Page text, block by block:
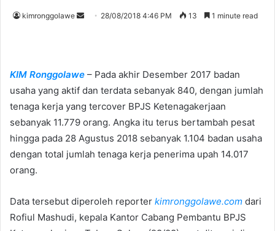
kimronggolawe
a
n
e
m
28/08/2018 4:46 PM 13 1 minute read
KIM Ronggolawe – Pada akhir Desember 2017 badan
usaha yang aktif dan terdata sebanyak 840, dengan jumlah
tenaga kerja yang tercover BPJS Ketenagakerjaan
sebanyak 11.779 orang. Angka itu terus bertambah pesat
hingga pada 28 Agustus 2018 sebanyak 1.104 badan usaha
dengan total jumlah tenaga kerja penerima upah 14.017
orang.
Data tersebut diperoleh reporter kimronggolawe.com dari
Rofiul Mashudi, kepala Kantor Cabang Pembantu BPJS